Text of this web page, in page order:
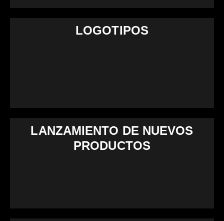
LOGOTIPOS
LANZAMIENTO DE NUEVOS
PRODUCTOS